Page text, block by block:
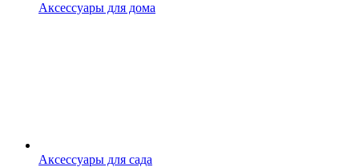
Аксессуары для дома
Аксессуары для сада